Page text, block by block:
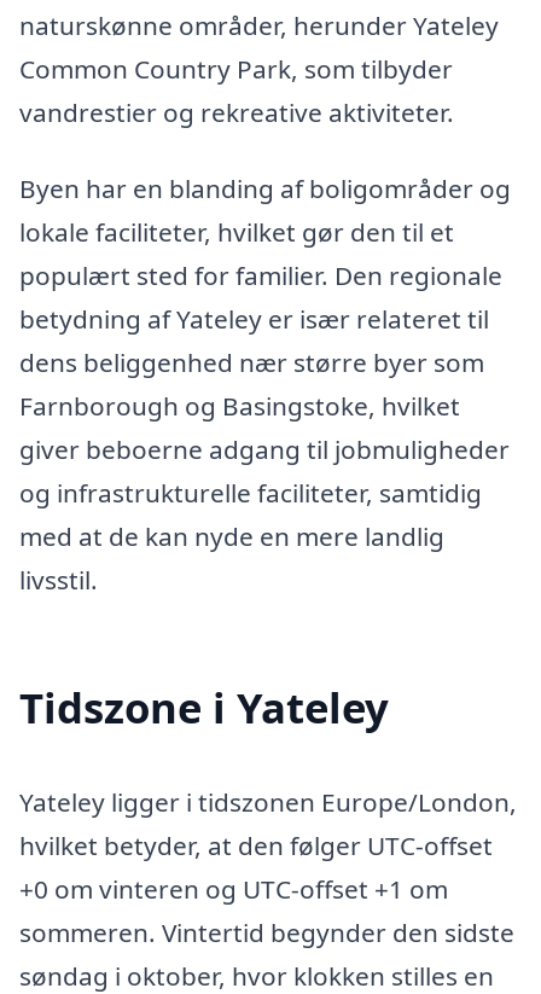
naturskønne områder, herunder Yateley
Common Country Park, som tilbyder
vandrestier og rekreative aktiviteter.
Byen har en blanding af boligområder og
lokale faciliteter, hvilket gør den til et
populært sted for familier. Den regionale
betydning af Yateley er især relateret til
dens beliggenhed nær større byer som
Farnborough og Basingstoke, hvilket
giver beboerne adgang til jobmuligheder
og infrastrukturelle faciliteter, samtidig
med at de kan nyde en mere landlig
livsstil.
Tidszone i Yateley
Yateley ligger i tidszonen Europe/London,
hvilket betyder, at den følger UTC-offset
+0 om vinteren og UTC-offset +1 om
sommeren. Vintertid begynder den sidste
søndag i oktober, hvor klokken stilles en